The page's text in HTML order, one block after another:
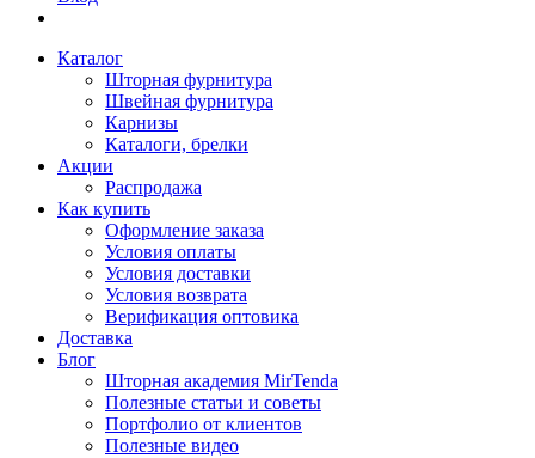
Каталог
Шторная фурнитура
Швейная фурнитура
Карнизы
Каталоги, брелки
Акции
Распродажа
Как купить
Оформление заказа
Условия оплаты
Условия доставки
Условия возврата
Верификация оптовика
Доставка
Блог
Шторная академия MirTenda
Полезные статьи и советы
Портфолио от клиентов
Полезные видео